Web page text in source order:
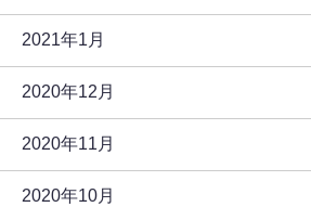
2021年1月
2020年12月
2020年11月
2020年10月